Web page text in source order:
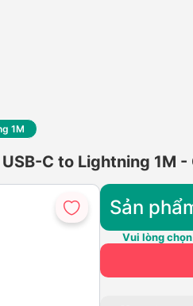
1M
C to Lightning 1M -
Sản
Vui lòng